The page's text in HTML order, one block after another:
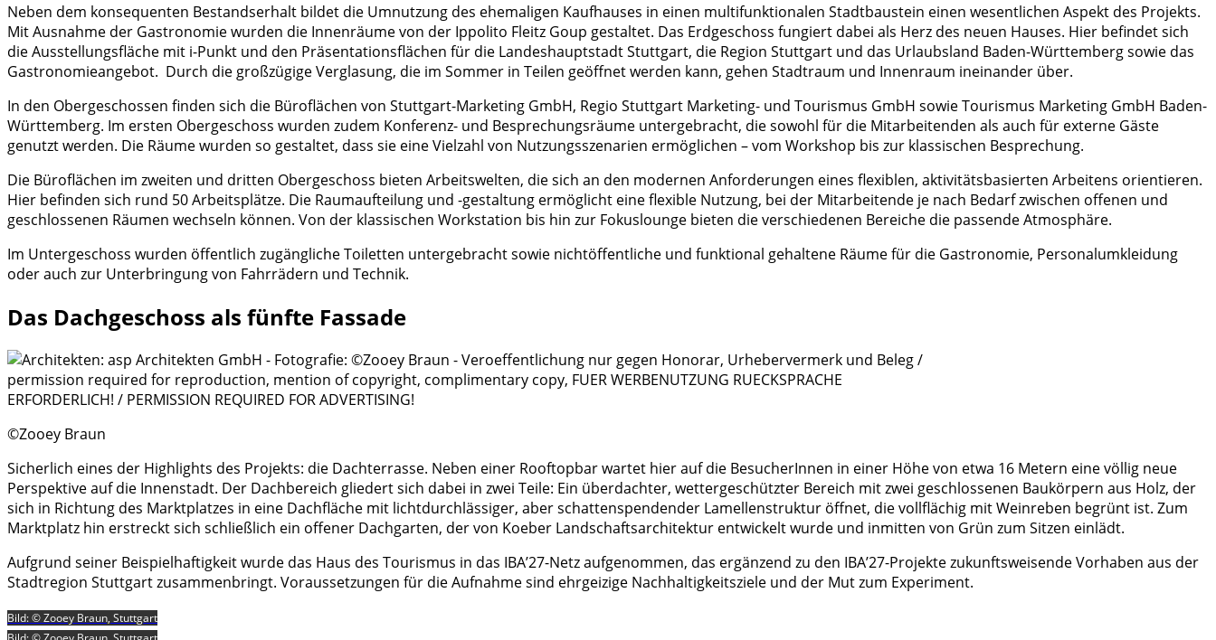
Neben dem konsequenten Bestandserhalt bildet die Umnutzung des ehemaligen Kaufhauses in einen multifunktionalen Stadtbaustein einen wesentlichen Aspekt des Projekts.
Mit Ausnahme der Gastronomie wurden die Innenräume von der Ippolito Fleitz Goup gestaltet. Das Erdgeschoss fungiert dabei als Herz des neuen Hauses. Hier befindet sich
die Ausstellungsfläche mit i-Punkt und den Präsentationsflächen für die Landeshauptstadt Stuttgart, die Region Stuttgart und das Urlaubsland Baden-Württemberg sowie das
Gastronomieangebot. Durch die großzügige Verglasung, die im Sommer in Teilen geöffnet werden kann, gehen Stadtraum und Innenraum ineinander über.
In den Obergeschossen finden sich die Büroflächen von Stuttgart-Marketing GmbH, Regio Stuttgart Marketing- und Tourismus GmbH sowie Tourismus Marketing GmbH Baden-
Württemberg. Im ersten Obergeschoss wurden zudem Konferenz- und Besprechungsräume untergebracht, die sowohl für die Mitarbeitenden als auch für externe Gäste
genutzt werden. Die Räume wurden so gestaltet, dass sie eine Vielzahl von Nutzungsszenarien ermöglichen – vom Workshop bis zur klassischen Besprechung.
Die Büroflächen im zweiten und dritten Obergeschoss bieten Arbeitswelten, die sich an den modernen Anforderungen eines flexiblen, aktivitätsbasierten Arbeitens orientieren.
Hier befinden sich rund 50 Arbeitsplätze. Die Raumaufteilung und -gestaltung ermöglicht eine flexible Nutzung, bei der Mitarbeitende je nach Bedarf zwischen offenen und
geschlossenen Räumen wechseln können. Von der klassischen Workstation bis hin zur Fokuslounge bieten die verschiedenen Bereiche die passende Atmosphäre.
Im Untergeschoss wurden öffentlich zugängliche Toiletten untergebracht sowie nichtöffentliche und funktional gehaltene Räume für die Gastronomie, Personalumkleidung
oder auch zur Unterbringung von Fahrrädern und Technik.
Das Dachgeschoss als fünfte Fassade
©Zooey Braun
Sicherlich eines der Highlights des Projekts: die Dachterrasse. Neben einer Rooftopbar wartet hier auf die BesucherInnen in einer Höhe von etwa 16 Metern eine völlig neue
Perspektive auf die Innenstadt. Der Dachbereich gliedert sich dabei in zwei Teile: Ein überdachter, wettergeschützter Bereich mit zwei geschlossenen Baukörpern aus Holz, der
sich in Richtung des Marktplatzes in eine Dachfläche mit lichtdurchlässiger, aber schattenspendender Lamellenstruktur öffnet, die vollflächig mit Weinreben begrünt ist. Zum
Marktplatz hin erstreckt sich schließlich ein offener Dachgarten, der von Koeber Landschaftsarchitektur entwickelt wurde und inmitten von Grün zum Sitzen einlädt.
Aufgrund seiner Beispielhaftigkeit wurde das Haus des Tourismus in das IBA’27-Netz aufgenommen, das ergänzend zu den IBA’27-Projekte zukunftsweisende Vorhaben aus der
Stadtregion Stuttgart zusammenbringt. Voraussetzungen für die Aufnahme sind ehrgeizige Nachhaltigkeitsziele und der Mut zum Experiment.
Bild: © Zooey Braun, Stuttgart